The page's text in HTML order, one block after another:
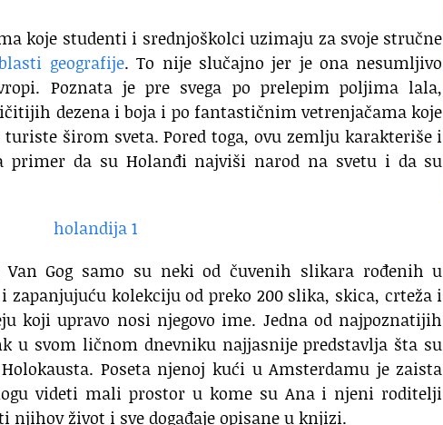
koje studenti i srednjoškolci uzimaju za svoje stručne
geografije. To nije slučajno jer je ona nesumljivo
Poznata je pre svega po prelepim poljima lala,
dezena i boja i po fantastičnim vetrenjačama koje
širom sveta. Pored toga, ovu zemlju karakteriše i
primer da su Holanđi najviši narod na svetu i da su
Gog samo su neki od čuvenih slikara rođenih u
kolekciju od preko 200 slika, skica, crteža i
koji upravo nosi njegovo ime. Jedna od najpoznatijih
u svom ličnom dnevniku najjasnije predstavlja šta su
Poseta njenoj kući u Amsterdamu je zaista
videti mali prostor u kome su Ana i njeni roditelji
život i sve događaje opisane u knjizi.